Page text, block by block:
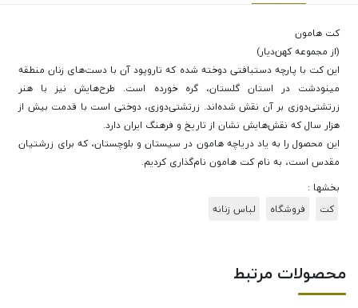
کت هامون
(از مجموعه کهن‌دیار)
این کت با پارچه دستبافتی دوخته شده که تاروپود آن با دست‌های زنان منطقه
مینودشت در استان گلستان، گره خورده است. طرح‌هایش نیز با هنر
زرتشتی‌دوزی بر آن نقش شده‌اند. زرتشتی‌دوزی، دوختی است با قدمت بیش از
هزار سال که نقش‌هایش نشان از تاریخ و فرهنگ ایران دارد.
این محصول را به یاد دریاچه هامون در سیستان و بلوچستان، که برای زرشتیان
مقدس است، به نام کت هامون نام‌گذاری کردیم.
بخشها :
کت
فروشگاه لباس زنانه
محصولات مرتبط